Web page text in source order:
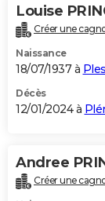
Louise
Créer une
Naissance
18/07/1937 à
Décès
12/01/2024 à
Andree
Créer une